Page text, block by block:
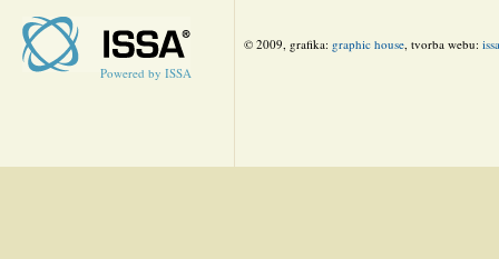
Powered by ISSA
© 2009, grafika: graphic house, tvorba webu: